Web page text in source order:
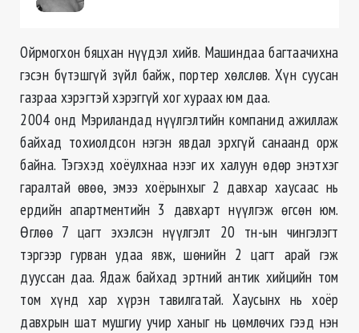
Ойрмогхон бяцхан нүүдэл хийв. Машиндаа багтаачихна
гэсэн бүтэшгүй зүйл байж, портер хөлслөв. Хүн суусан
газраа хэрэгтэй хэрэггүй хог хураах юм даа.
2004 онд Мэриландад нүүлгэлтийн компанид ажиллаж
байхад тохиолдсон нэгэн явдал эрхгүй санаанд орж
байна. Тэгэхэд хоёулхнаа нээг их халуун өдөр энэтхэг
гаралтай өвөө, эмээ хоёрынхыг 2 давхар хаусаас нь
ердийн апартментийн 3 давхарт нүүлгэж өгсөн юм.
Өглөө 7 цагт эхэлсэн нүүлгэлт 20 тн-ын чингэлэгт
тэргээр гурван удаа явж, шөнийн 2 цагт арай гэж
дууссан даа. Ядаж байхад эртний антик хийцийн том
том хүнд хар хүрэн тавилгатай. Хаусынх нь хоёр
давхрын шат мушгиу учир ханыг нь цөмлөчих гээд нэн